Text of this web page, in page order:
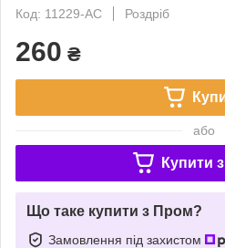
Код: 11229-AC
Роздріб
260 ₴
або
Купити з
Що таке купити з Пром?
Замовлення під захистом